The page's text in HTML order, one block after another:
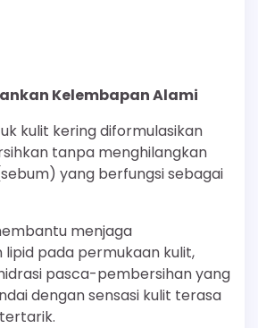
Kelembapan Alami
kulit kering diformulasikan
tanpa menghilangkan
yang berfungsi sebagai
menjaga
lipid pada permukaan kulit,
pasca-pembersihan yang
dengan sensasi kulit terasa